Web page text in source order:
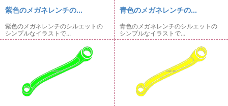
紫色のメガネレンチの...
紫色のメガネレンチのシルエットの
シンプルなイラストで...
青色のメガネレンチの...
青色のメガネレンチのシルエットの
シンプルなイラストで...